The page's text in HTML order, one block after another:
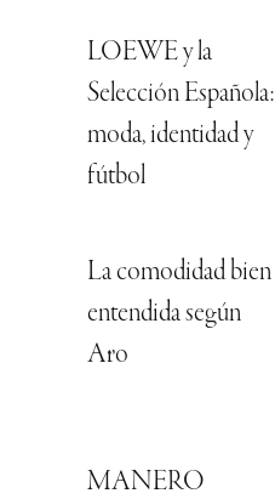
LOEWE y la
Selección Española:
moda, identidad y
fútbol
La comodidad bien
entendida según
Aro
MANERO